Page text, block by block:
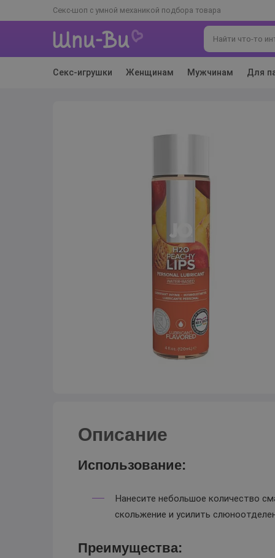
Секс-шоп с умной механикой подбора товара
Секс-игрушки Женщинам Мужчинам Для
Описание
Использование:
Нанесите небольшое количество
скольжение и усилить
Преимущества: